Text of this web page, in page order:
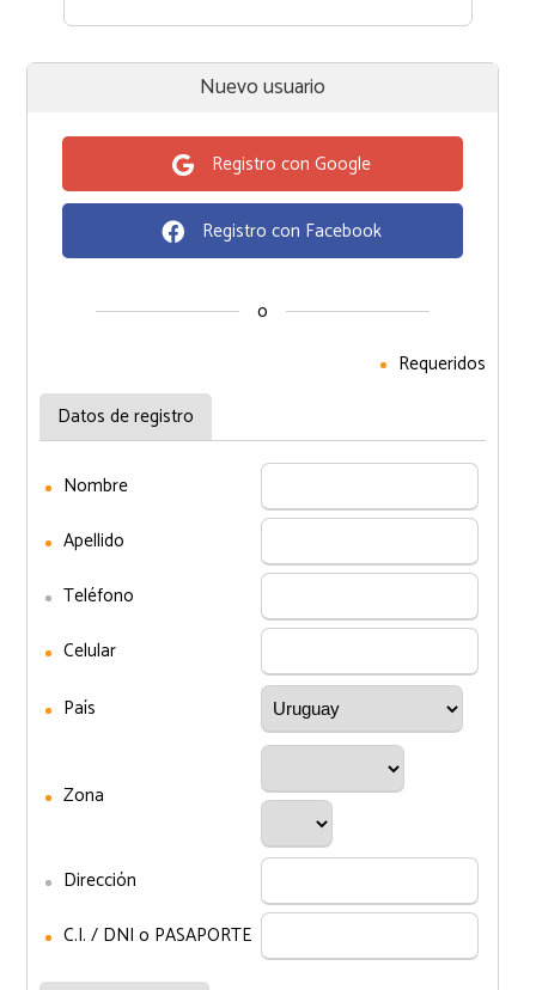
Nuevo usuario
Registro con Google
Registro con Facebook
o
Requeridos
Datos de registro
Nombre
Apellido
Teléfono
Celular
País
Zona
Dirección
C.I. / DNI o PASAPORTE